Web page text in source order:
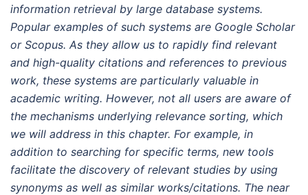
information retrieval by large database systems.
Popular examples of such systems are Google Scholar
or Scopus. As they allow us to rapidly find relevant
and high-quality citations and references to previous
work, these systems are particularly valuable in
academic writing. However, not all users are aware of
the mechanisms underlying relevance sorting, which
we will address in this chapter. For example, in
addition to searching for specific terms, new tools
facilitate the discovery of relevant studies by using
synonyms as well as similar works/citations. The near